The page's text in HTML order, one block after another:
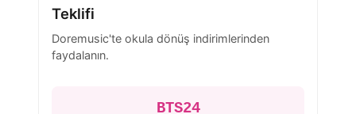
Teklifi
Doremusic'te okula dönüş indirimlerinden
faydalanın.
BTS24